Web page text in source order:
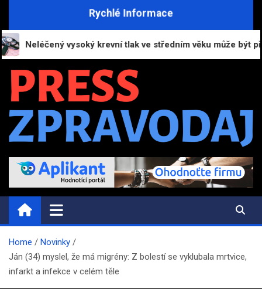
content
Rychlé Informace
Neléčený vysoký krevní tlak ve středním věku může být
PRESS-ZPRAVODAJ.CZ
Informační portál | Press zpravodajství
Home
Novinky
Ján (34) myslel, že má migrény: Z bolestí se vyklubala mrtvice,
infarkt a infekce v celém těle